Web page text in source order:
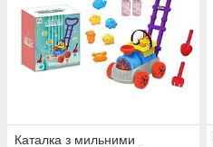
Каталка з мильними